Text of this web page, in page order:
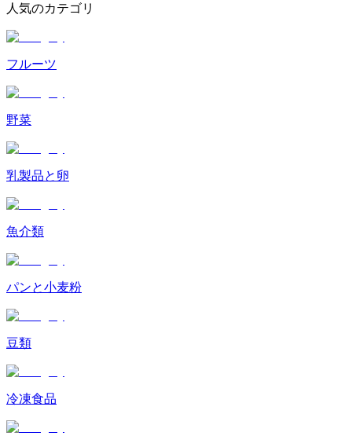
人気のカテゴリ
フルーツ
野菜
乳製品と卵
魚介類
パンと小麦粉
豆類
冷凍食品